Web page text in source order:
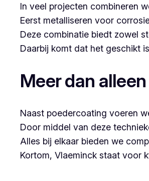
In veel projecten combineren
Eerst metalliseren voor
Deze combinatie biedt zowel
Daarbij komt dat het geschikt
Meer dan
Naast poedercoating voeren
Door middel van deze
Alles bij elkaar bieden we
Kortom, Vlaeminck staat voor